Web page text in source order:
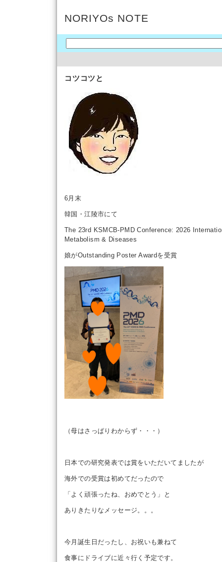
NORIYOs NOTE
コツコツと
6月末
韓国・江陵市にて
The 23rd KSMCB-PMD Conference: 2026
Metabolism & Diseases
娘がOutstanding Poster Awardを受賞
（母はさっぱりわからず・・・）
日本での研究発表では賞をいただいてましたが
海外での受賞は初めてだったので
「よく頑張ったね、おめでとう」と
ありきたりなメッセージ。。。
今月誕生日だったし、お祝いも兼ねて
食事にドライブに近々行く予定です。